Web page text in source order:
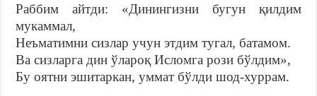
Раббим айтди: «Динингизни бугун қилдим
мукаммал,
Неъматимни сизлар учун этдим тугал, батамом.
Ва сизларга дин ўлароқ Исломга рози бўлдим»,
Бу оятни эшитаркан, уммат бўлди шод-хуррам.